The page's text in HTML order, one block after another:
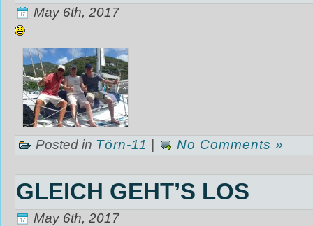
May 6th, 2017
Posted in Törn-11 No Comments »
GLEICH GEHT’S LOS
May 6th, 2017